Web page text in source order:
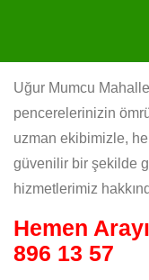
Uğur Mumcu
pencerelerinizin
uzman ekibimizle,
güvenilir bir şekilde
hizmetlerimiz
Hemen
896 13 57